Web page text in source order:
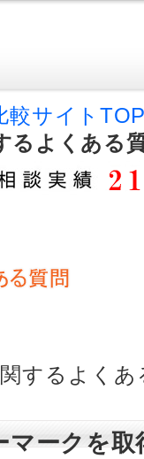
較サイト
るよくある
するよく
マークを